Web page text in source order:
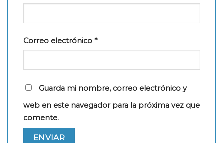
Correo electrónico *
Guarda mi nombre, correo electrónico y
web en este navegador para la próxima vez que
comente.